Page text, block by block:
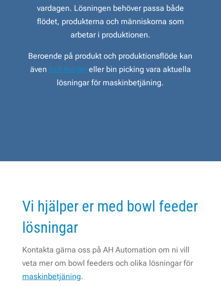
vardagen. Lösningen behöver passa både
flödet, produkterna och människorna som
arbetar i produktionen.
Beroende på produkt och produktionsflöde kan
även belt feedereller bin picking vara aktuella
lösningar för maskinbetjäning.
Vi hjälper er med bowl feeder
lösningar
Kontakta gärna oss på AH Automation om ni vill
veta mer om bowl feeders och olika lösningar för
maskinbetjäning.